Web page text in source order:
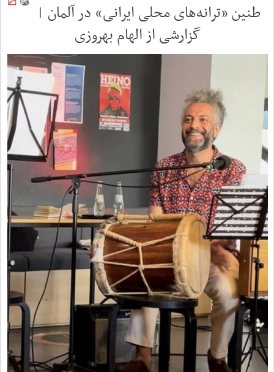
طنین‌ «ترانه‌های محلی ایرانی» در آلمان |
گزارشی از الهام بهروزی